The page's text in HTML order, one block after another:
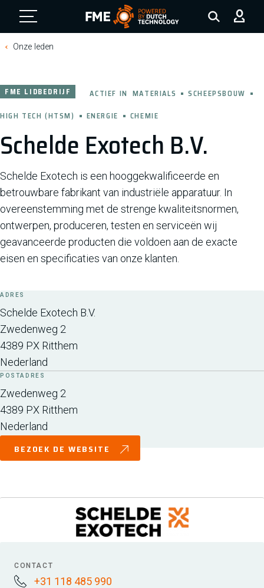
FME Logo, to the homepage
Onze leden
Schelde Exotech B.V.
FME LIDBEDRIJF ACTIEF IN MATERIALS
SCHEEPSBOUW
HIGH TECH (HTSM)
ENERGIE CHEMIE
Schelde Exotech is een hooggekwalificeerde en
betrouwbare fabrikant van industriële apparatuur. In
overeenstemming met de strenge kwaliteitsnormen,
ontwerpen, produceren, testen en serviceën wij
geavanceerde producten die voldoen aan de exacte
eisen en specificaties van onze klanten.
ADRES
Schelde Exotech B.V.
Zwedenweg 2
4389 PX Ritthem
Nederland
POSTADRES
Zwedenweg 2
4389 PX Ritthem
Nederland
BEZOEK DE WEBSITE
CONTACT
+31 118 485 990